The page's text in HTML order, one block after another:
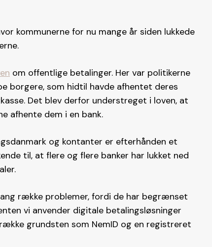
kommunerne for nu mange år siden lukkede
om offentlige betalinger. Her var politikerne
borgere, som hidtil havde afhentet deres
Det blev derfor understreget i loven, at
afhente dem i en bank.
og kontanter er efterhånden et
til, at flere og flere banker har lukket ned
række problemer, fordi de har begrænset
vi anvender digitale betalingsløsninger
grundsten som NemID og en registreret